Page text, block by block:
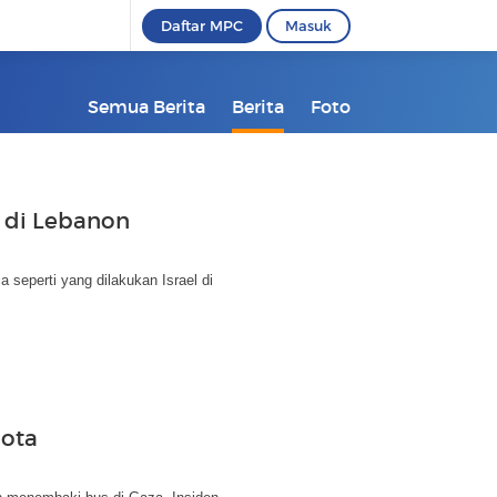
Daftar MPC Masuk
Semua Berita Berita Foto
di Lebanon
seperti yang dilakukan Israel di